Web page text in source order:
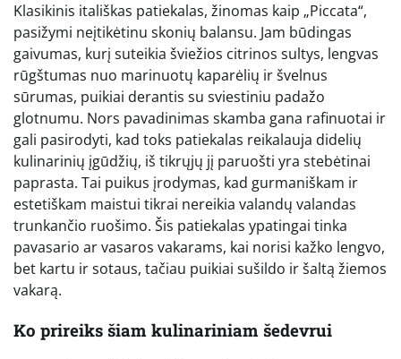
Klasikinis itališkas patiekalas, žinomas kaip „Piccata“,
pasižymi neįtikėtinu skonių balansu. Jam būdingas
gaivumas, kurį suteikia šviežios citrinos sultys, lengvas
rūgštumas nuo marinuotų kaparėlių ir švelnus
sūrumas, puikiai derantis su sviestiniu padažo
glotnumu. Nors pavadinimas skamba gana rafinuotai ir
gali pasirodyti, kad toks patiekalas reikalauja didelių
kulinarinių įgūdžių, iš tikrųjų jį paruošti yra stebėtinai
paprasta. Tai puikus įrodymas, kad gurmaniškam ir
estetiškam maistui tikrai nereikia valandų valandas
trunkančio ruošimo. Šis patiekalas ypatingai tinka
pavasario ar vasaros vakarams, kai norisi kažko lengvo,
bet kartu ir sotaus, tačiau puikiai sušildo ir šaltą žiemos
vakarą.
Ko prireiks šiam kulinariniam šedevrui